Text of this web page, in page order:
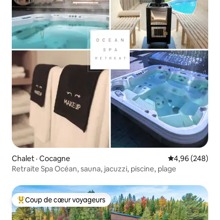
Chalet · Cocagne Note
4,96 (248)
Retraite Spa Océan, sauna, jacuzzi, piscine, plage
Coup de cœur voyageurs parmi les plus aimés
Coup de cœur voyageurs